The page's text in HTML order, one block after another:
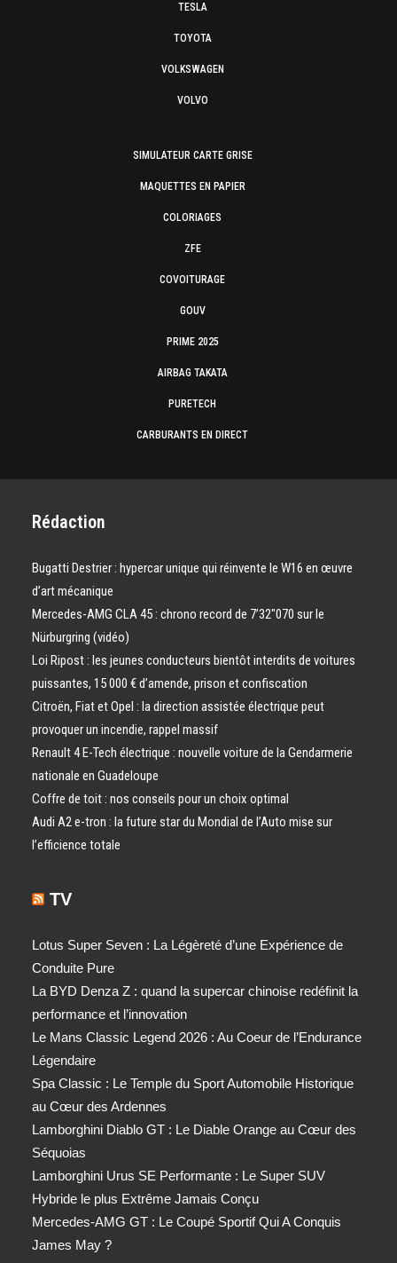
TESLA
TOYOTA
VOLKSWAGEN
VOLVO
SIMULATEUR CARTE GRISE
MAQUETTES EN PAPIER
COLORIAGES
ZFE
COVOITURAGE
GOUV
PRIME 2025
AIRBAG TAKATA
PURETECH
CARBURANTS EN DIRECT
Rédaction
Bugatti Destrier : hypercar unique qui réinvente le W16 en œuvre
d’art mécanique
Mercedes-AMG CLA 45 : chrono record de 7’32″070 sur le
Nürburgring (vidéo)
Loi Ripost : les jeunes conducteurs bientôt interdits de voitures
puissantes, 15 000 € d’amende, prison et confiscation
Citroën, Fiat et Opel : la direction assistée électrique peut
provoquer un incendie, rappel massif
Renault 4 E-Tech électrique : nouvelle voiture de la Gendarmerie
nationale en Guadeloupe
Coffre de toit : nos conseils pour un choix optimal
Audi A2 e-tron : la future star du Mondial de l’Auto mise sur
l’efficience totale
TV
Lotus Super Seven : La Légèreté d’une Expérience de
Conduite Pure
La BYD Denza Z : quand la supercar chinoise redéfinit la
performance et l’innovation
Le Mans Classic Legend 2026 : Au Coeur de l’Endurance
Légendaire
Spa Classic : Le Temple du Sport Automobile Historique
au Cœur des Ardennes
Lamborghini Diablo GT : Le Diable Orange au Cœur des
Séquoias
Lamborghini Urus SE Performante : Le Super SUV
Hybride le plus Extrême Jamais Conçu
Mercedes-AMG GT : Le Coupé Sportif Qui A Conquis
James May ?